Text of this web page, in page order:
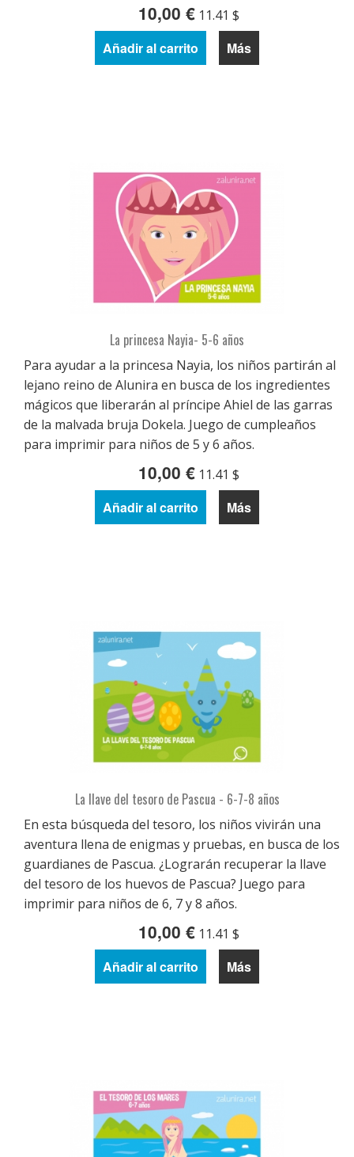
10,00 € 11.41 $
Añadir al carrito Más
La princesa Nayia- 5-6 años
Para ayudar a la princesa Nayia, los niños partirán al
lejano reino de Alunira en busca de los ingredientes
mágicos que liberarán al príncipe Ahiel de las garras
de la malvada bruja Dokela. Juego de cumpleaños
para imprimir para niños de 5 y 6 años.
10,00 € 11.41 $
Añadir al carrito Más
La llave del tesoro de Pascua - 6-7-8 años
En esta búsqueda del tesoro, los niños vivirán una
aventura llena de enigmas y pruebas, en busca de los
guardianes de Pascua. ¿Lograrán recuperar la llave
del tesoro de los huevos de Pascua? Juego para
imprimir para niños de 6, 7 y 8 años.
10,00 € 11.41 $
Añadir al carrito Más